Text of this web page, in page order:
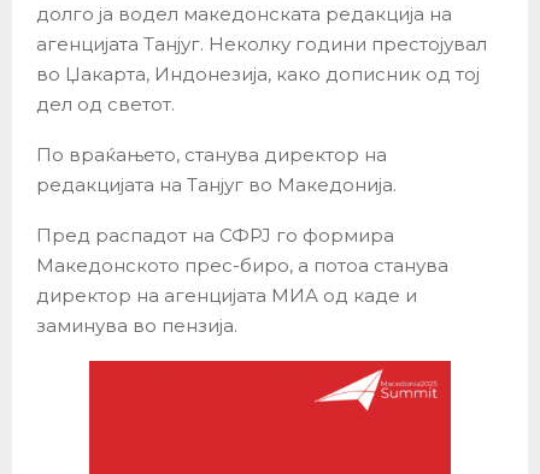
долго ја водел македонската редакција на
агенцијата Танјуг. Неколку години престојувал
во Џакарта, Индонезија, како дописник од тој
дел од светот.
По враќањето, станува директор на
редакцијата на Танјуг во Македонија.
Пред распадот на СФРЈ го формира
Македонското прес-биро, а потоа станува
директор на агенцијата МИА од каде и
заминува во пензија.